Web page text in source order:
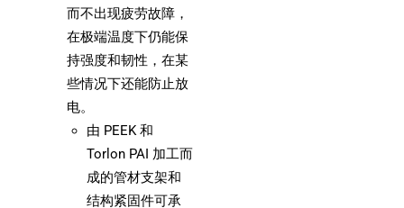
而不出现疲劳故障，
在极端温度下仍能保
持强度和韧性，在某
些情况下还能防止放
电。
由 PEEK 和
Torlon PAI 加工而
成的管材支架和
结构紧固件可承